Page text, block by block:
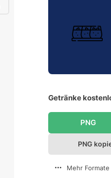
Getränke
PNG
PNG
Mehr Formate